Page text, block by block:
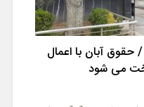
آبان با اعمال
می شود